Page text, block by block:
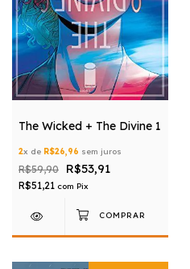
The Wicked + The Divine 1
2x de R$26,96 sem juros
R$59,90 R$53,91
R$51,21 com Pix